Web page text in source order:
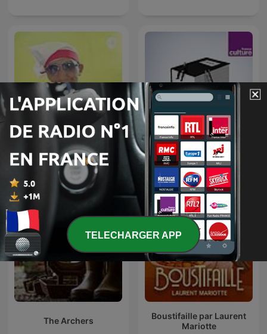
Suara Hati Suara Rasa Toute une vie
The Archers
Boustifaille par Laurent
Mariotte
TELECHARGER APP